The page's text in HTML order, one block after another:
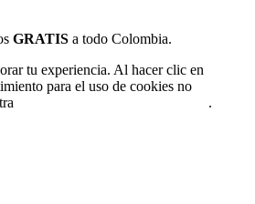
GRATIS a todo Colombia.
tu experiencia. Al hacer clic en
para el uso de cookies no
.